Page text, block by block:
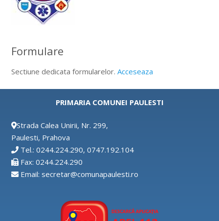
Formulare
Sectiune dedicata formularelor. Acceseaza
PRIMARIA COMUNEI PAULESTI
Strada Calea Unirii, Nr. 299,
Paulesti, Prahova
Tel.: 0244.224.290, 0747.192.104
Fax: 0244.224.290
Email: secretar@comunapaulesti.ro